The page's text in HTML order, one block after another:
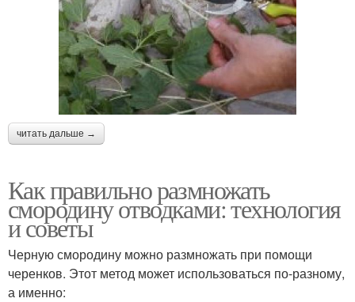
читать дальше →
Как правильно размножать
смородину отводками: технология
и советы
Черную смородину можно размножать при помощи
черенков. Этот метод может использоваться по-разному,
а именно: